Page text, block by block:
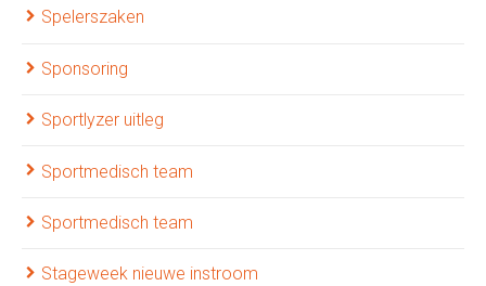
Spelerszaken
Sponsoring
Sportlyzer uitleg
Sportmedisch team
Sportmedisch team
Stageweek nieuwe instroom